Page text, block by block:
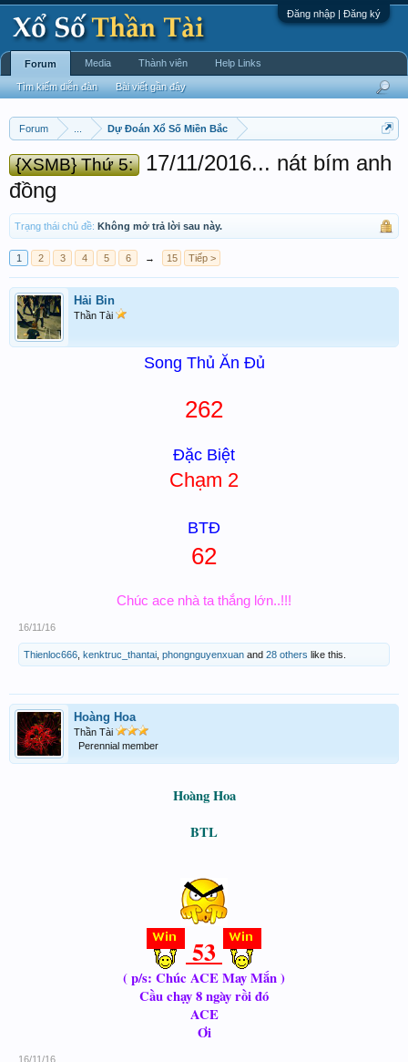
Đăng nhập | Đăng ký
Forum Dự Đoán Xổ Số Miền Bắc
{XSMB} Thứ 5:
17/11/2016... nát bím anh
đồng
Trạng thái chủ đề: Không mở trả lời sau này.
1 2 3 4 5 6 → 15 Tiếp >
Hải Bin
Thần Tài
Song Thủ Ăn Đủ
262
Đặc Biệt
Chạm 2
BTĐ
62
Chúc ace nhà ta thắng lớn..!!!
16/11/16
Thienloc666 kenktruc_thantai phongnguyenxuan and 28 others like this.
Hoàng Hoa
Thần Tài
Perennial member
Hoàng Hoa
BTL
53
( p/s: Chúc ACE May Mắn )
Cầu chạy 8 ngày rồi đó
ACE
Ơi
16/11/16
Forum
Tìm kiếm diễn đàn Bài viết gần đây
Media Thành viên Help Links